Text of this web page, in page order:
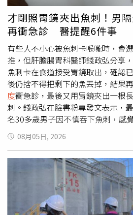
他累積1561局大聯盟外野守備，防
製造出局數（OAA）皆高於平均10
肯定；生涯累計出賽292場，打擊率
止日已結束，費爾柴德接下來將進
隊看中他的外野守備能力，可選擇
渡程序，則可取得自由球員資格，
才剛照胃鏡夾出魚刺！男
再衝急診 醫提醒6件事
有些人不小心被魚刺卡喉嚨時，會
推，但肝膽腸胃科醫師錢政弘分享
魚刺卡在食道接受胃鏡取出，確認
後仍捨不得把剩下的魚丟掉，結果
度衝急診，最後又用胃鏡夾出一根
刺。錢政弘在臉書粉專發文表示，
名30多歲男子因不慎吞下魚刺，感
急診醫師照會胃腸科值班醫師做胃
出，由於魚刺已造成食道撕裂傷，
回家後不要吃太刺激或太硬的食物
提到，沒想到的是，隔一天晚間，
因是喉嚨再次被魚刺卡住，兒醫護
後，確認食道有一個魚刺卡住，大
最後也順利將其取出。對此，該男
08月05日, 2026